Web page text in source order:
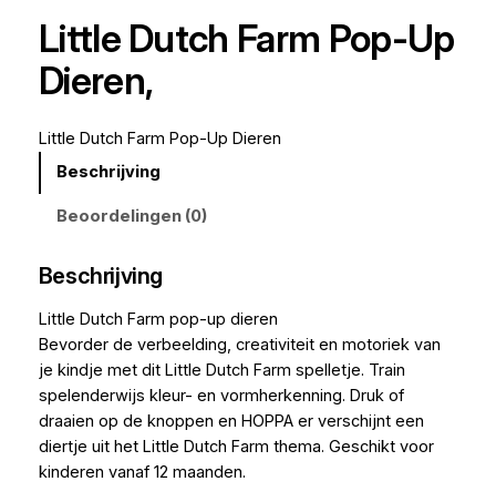
Little Dutch Farm Pop-Up
Dieren,
Little Dutch Farm Pop-Up Dieren
Beschrijving
Beoordelingen (0)
Beschrijving
Little Dutch Farm pop-up dieren
Bevorder de verbeelding, creativiteit en motoriek van
je kindje met dit Little Dutch Farm spelletje. Train
spelenderwijs kleur- en vormherkenning. Druk of
draaien op de knoppen en HOPPA er verschijnt een
diertje uit het Little Dutch Farm thema. Geschikt voor
kinderen vanaf 12 maanden.